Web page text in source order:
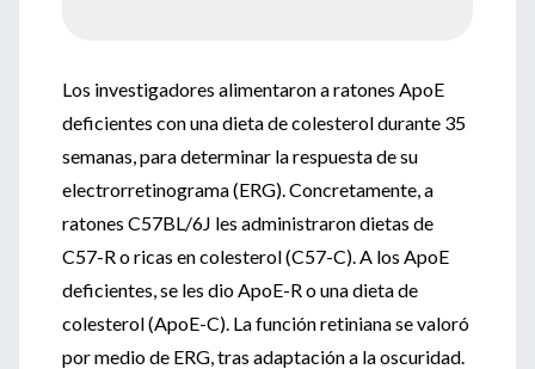
Los investigadores alimentaron a ratones ApoE
deficientes con una dieta de colesterol durante 35
semanas, para determinar la respuesta de su
electrorretinograma (ERG). Concretamente, a
ratones C57BL/6J les administraron dietas de
C57-R o ricas en colesterol (C57-C). A los ApoE
deficientes, se les dio ApoE-R o una dieta de
colesterol (ApoE-C). La función retiniana se valoró
por medio de ERG, tras adaptación a la oscuridad.